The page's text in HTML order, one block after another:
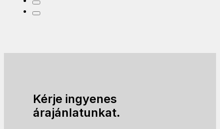
Kérje ingyenes
árajánlatunkat.